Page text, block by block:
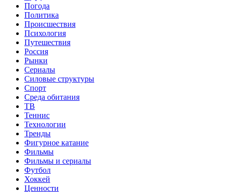
Погода
Политика
Происшествия
Психология
Путешествия
Россия
Рынки
Сериалы
Силовые структуры
Спорт
Среда обитания
ТВ
Теннис
Технологии
Тренды
Фигурное катание
Фильмы
Фильмы и сериалы
Футбол
Хоккей
Ценности